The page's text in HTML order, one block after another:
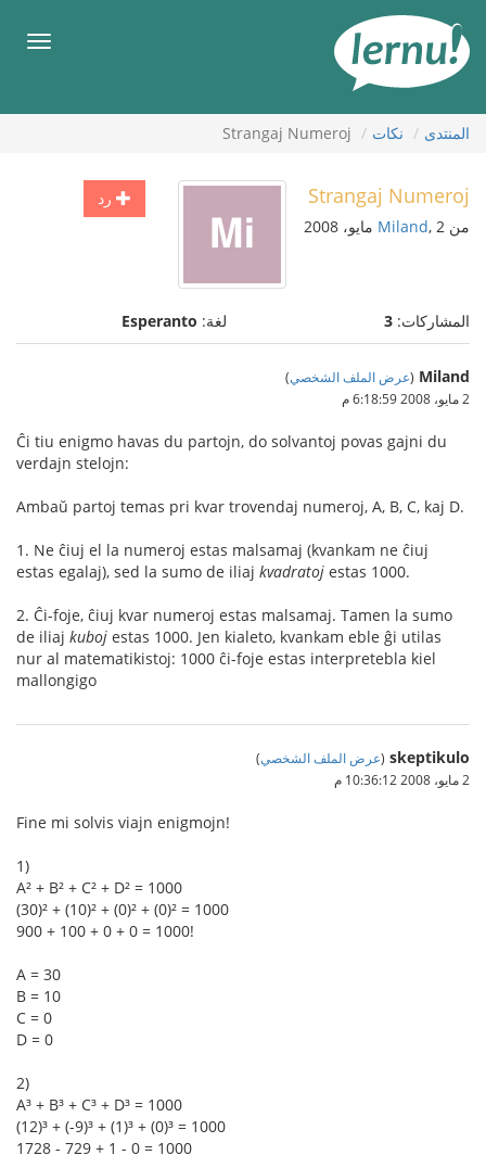
المحتويات
قائمة
المنتدى نكات Strangaj Numeroj
رد Strangaj Numeroj
من Miland, 2 مايو، 2008
المشاركات: 3 لغة: Esperanto
Miland
(عرض الملف الشخصي)
2 مايو، 2008 6:18:59 م
Ĉi tiu enigmo havas du partojn, do solvantoj povas gajni du
verdajn stelojn:
Ambaŭ partoj temas pri kvar trovendaj numeroj, A, B, C, kaj D.
1. Ne ĉiuj el la numeroj estas malsamaj (kvankam ne ĉiuj
estas egalaj), sed la sumo de iliaj kvadratoj estas 1000.
2. Ĉi-foje, ĉiuj kvar numeroj estas malsamaj. Tamen la sumo
de iliaj kuboj estas 1000. Jen kialeto, kvankam eble ĝi utilas
nur al matematikistoj: 1000 ĉi-foje estas interpretebla kiel
mallongigo
skeptikulo
(عرض الملف الشخصي)
2 مايو، 2008 10:36:12 م
Fine mi solvis viajn enigmojn!
1)
A² + B² + C² + D² = 1000
(30)² + (10)² + (0)² + (0)² = 1000
900 + 100 + 0 + 0 = 1000!
A = 30
B = 10
C = 0
D = 0
2)
A³ + B³ + C³ + D³ = 1000
(12)³ + (-9)³ + (1)³ + (0)³ = 1000
1728 - 729 + 1 - 0 = 1000